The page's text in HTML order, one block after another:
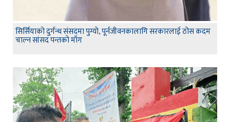
सिर्सियाको दुर्गन्ध संसदमा पुग्यो, पूर्नजीवनकालागि सरकारलाई ठोस कदम
चाल्न सांसद पन्तको माँग